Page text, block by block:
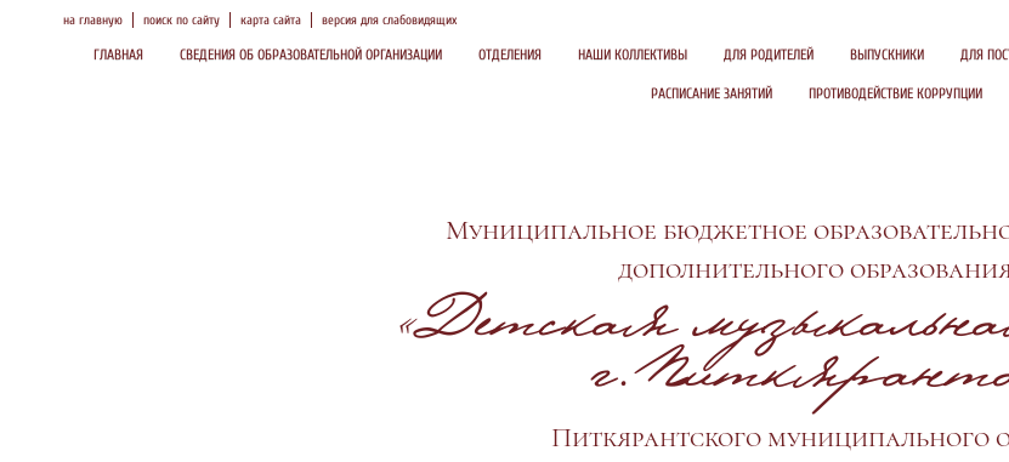
на главную поиск по сайту карта сайта версия для слабовидящих
ГЛАВНАЯ СВЕДЕНИЯ ОБ ОБРАЗОВАТЕЛЬНОЙ ОРГАНИЗАЦИИ ОТДЕЛЕНИЯ НАШИ КОЛЛЕКТИВЫ ДЛЯ РОДИТЕЛЕЙ ВЫПУСКНИКИ ДЛЯ
РАСПИСАНИЕ ЗАНЯТИЙ ПРОТИВОДЕЙСТВИЕ КОРРУПЦИИ